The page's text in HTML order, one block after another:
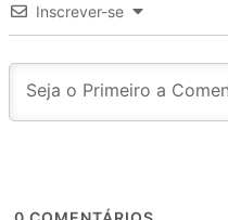
Inscrever-se